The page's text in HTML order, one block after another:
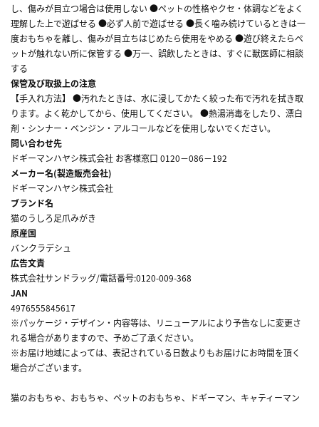
し、傷みが目立つ場合は使用しない ●ペットの性格やクセ・体調などをよく
理解した上で遊ばせる ●必ず人前で遊ばせる ●長く噛み続けているときは一
度おもちゃを離し、傷みが目立ちはじめたら使用をやめる ●遊び終えたらペ
ットが触れない所に保管する ●万一、誤飲したときは、すぐに獣医師に相談
する
保管及び取扱上の注意
【手入れ方法】 ●汚れたときは、水に浸してかたく絞った布で汚れを拭き取
ります。よく乾かしてから、使用してください。 ●熱湯消毒をしたり、漂白
剤・シンナー・ベンジン・アルコールなどを使用しないでください。
問い合わせ先
ドギーマンハヤシ株式会社 お客様窓口 0120－086－192
メーカー名(製造販売会社)
ドギーマンハヤシ株式会社
ブランド名
猫のうしろ足爪みがき
原産国
バンクラデシュ
広告文責
株式会社サンドラッグ/電話番号:0120-009-368
JAN
4976555845617
※パッケージ・デザイン・内容等は、リニューアルにより予告なしに変更さ
れる場合がありますので、予めご了承ください。
※お届け地域によっては、表記されている日数よりもお届けにお時間を頂く
場合がございます。
猫のおもちゃ、おもちゃ、ペットのおもちゃ、ドギーマン、キャティーマン